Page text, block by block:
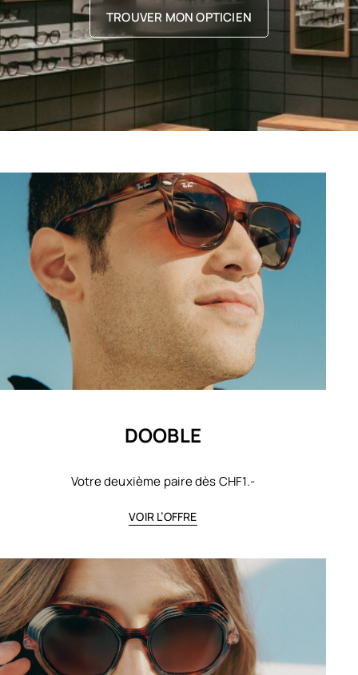
TROUVER MON OPTICIEN
DOOBLE
Votre deuxième paire dès CHF1.-
VOIR L’OFFRE